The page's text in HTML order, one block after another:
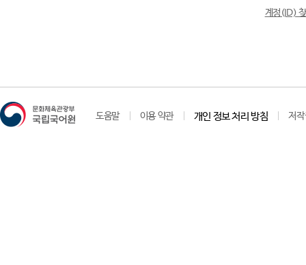
계정(ID)
도움말 이용 약관 개인 정보 처리 방침 저